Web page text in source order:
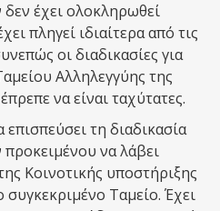
έχει ολοκληρωθεί
πληγεί ιδιαίτερα από τις
οι διαδικασίες για
Αλληλεγγύης της
να είναι ταχύτατες.
τη διαδικασία
να λάβει
Κοινοτικής υποστήριξης
Ταμείο. Έχει